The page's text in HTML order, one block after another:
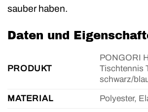
sauber haben.
Daten und
PRODUKT
PONGORI
Tischtennis
schwarz/
MATERIAL Polyester,